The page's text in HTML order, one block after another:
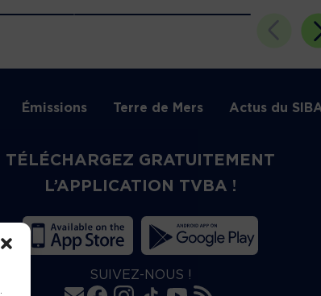
Émissions Terre de Mers Actus du
TÉLÉCHARGEZ GRATUITEMENT
L’APPLICATION TVBA !
SUIVEZ-NOUS !